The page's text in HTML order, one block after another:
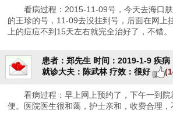
看病过程：2015-11-09号，今天去海口
的王珍的号，11-09去没挂到号，后面在网上
上的痘痘不到15天左右就完全治好了，不错。
患者：郑先生 时间：2019-1-9 疾病
就诊大夫：陈武林 疗效：很好
看病过程：早上网上预约了，下午一到
便。医院医生很和蔼，护士亲和，收费合理，